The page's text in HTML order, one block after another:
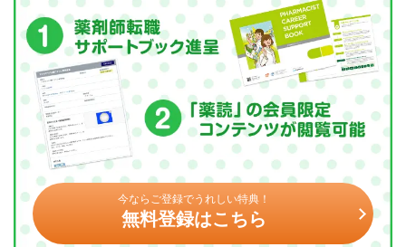
今ならご登録でうれしい特典！
無料登録はこちら